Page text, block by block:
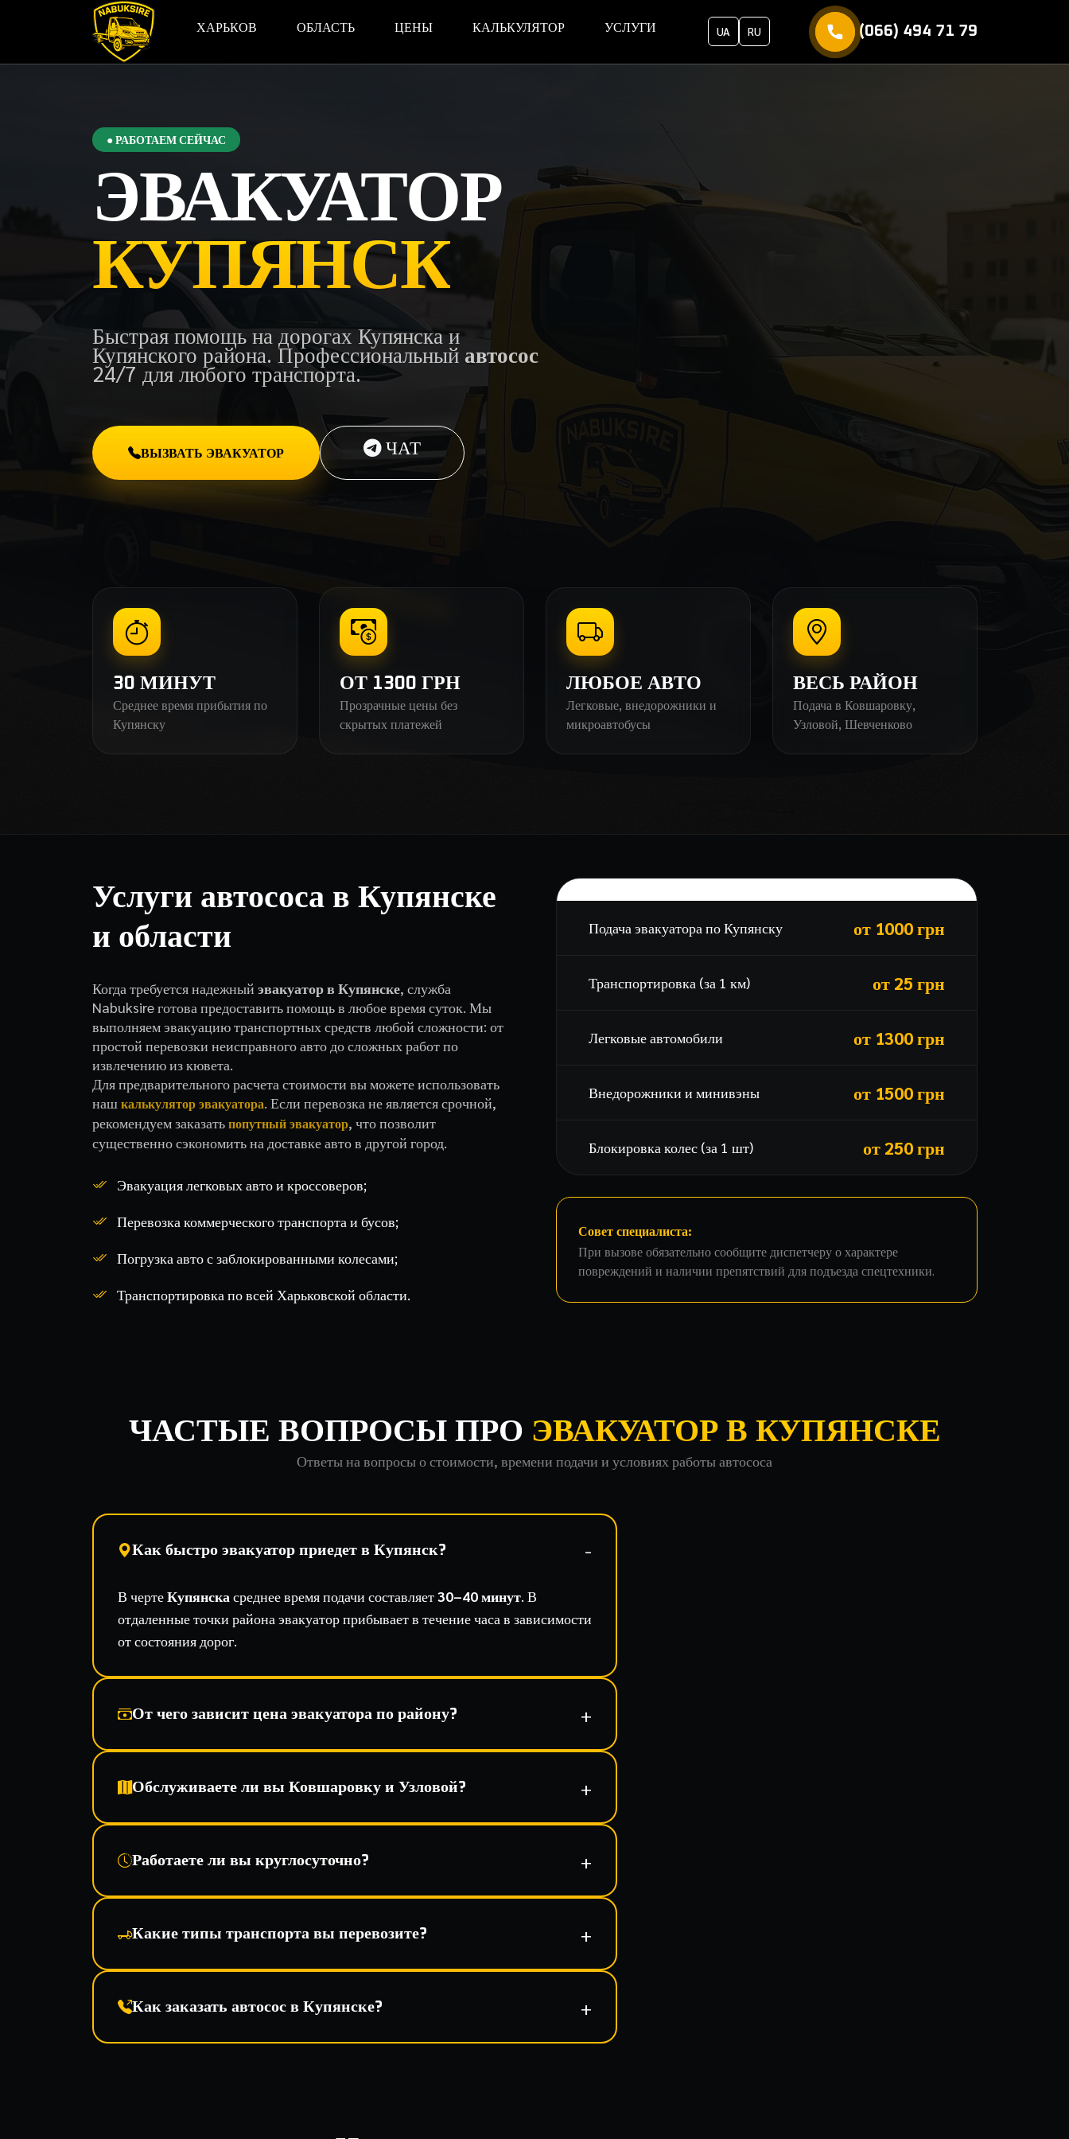
ХАРЬКОВ ОБЛАСТЬ ЦЕНЫ КАЛЬКУЛЯТОР УСЛУГИ UA RU (066) 494 71 79
● РАБОТАЕМ СЕЙЧАС
ЭВАКУАТОР
КУПЯНСК
Быстрая помощь на дорогах Купянска и
Купянского района. Профессиональный автосос
24/7 для любого транспорта.
ВЫЗВАТЬ ЭВАКУАТОР ЧАТ
30 МИНУТ
Среднее время прибытия по
Купянску
ОТ 1300 ГРН
Прозрачные цены без
скрытых платежей
ЛЮБОЕ АВТО
Легковые, внедорожники и
микроавтобусы
ВЕСЬ РАЙОН
Подача в Ковшаровку,
Узловой, Шевченково
Услуги автососа в Купянске
и области
Когда требуется надежный эвакуатор в Купянске, служба
Nabuksire готова предоставить помощь в любое время суток. Мы
выполняем эвакуацию транспортных средств любой сложности: от
простой перевозки неисправного авто до сложных работ по
извлечению из кювета.
Для предварительного расчета стоимости вы можете использовать
нашкалькулятор эвакуатора. Если перевозка не является срочной,
рекомендуем заказатьпопутный эвакуатор, что позволит
существенно сэкономить на доставке авто в другой город.
Эвакуация легковых авто и кроссоверов;
Перевозка коммерческого транспорта и бусов;
Погрузка авто с заблокированными колесами;
Транспортировка по всей Харьковской области.
Подача эвакуатора по Купянску от 1000 грн
Транспортировка (за 1 км) от 25 грн
Легковые автомобили от 1300 грн
Внедорожники и минивэны от 1500 грн
Блокировка колес (за 1 шт) от 250 грн
Совет специалиста:
При вызове обязательно сообщите диспетчеру о характере
повреждений и наличии препятствий для подъезда спецтехники.
ЧАСТЫЕ ВОПРОСЫ ПРО ЭВАКУАТОР В КУПЯНСКЕ
Ответы на вопросы о стоимости, времени подачи и условиях работы автососа
Как быстро эвакуатор приедет в Купянск?
В чертеКупянска среднее время подачи составляет30–40 минут. В
отдаленные точки района эвакуатор прибывает в течение часа в зависимости
от состояния дорог.
От чего зависит цена эвакуатора по району?
Обслуживаете ли вы Ковшаровку и Узловой?
Работаете ли вы круглосуточно?
Какие типы транспорта вы перевозите?
Как заказать автосос в Купянске?